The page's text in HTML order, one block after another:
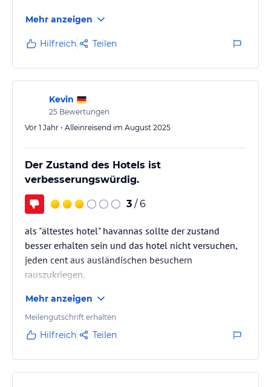
morschen Holz.
Sehr unschön, da jede Nacht laute Livemusik vor
dem Hotel gespielt wird.
Mehr anzeigen
Hilfreich Teilen
Kevin
25 Bewertungen
Vor 1 Jahr • Alleinreisend im August 2025
Der Zustand des Hotels ist
verbesserungswürdig.
3 / 6
als "ältestes hotel" havannas sollte der zustand
besser erhalten sein und das hotel nicht versuchen,
jeden cent aus ausländischen besuchern
rauszukriegen.
Mehr anzeigen
Meilengutschrift erhalten
Hilfreich Teilen